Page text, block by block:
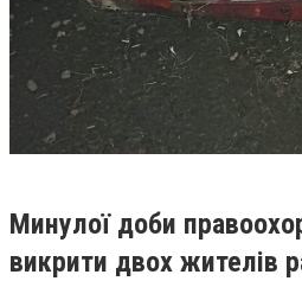
Минулої доби
викрити двох жителів